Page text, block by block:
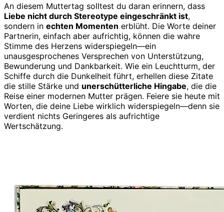
An diesem Muttertag solltest du daran erinnern, dass
Liebe nicht durch Stereotype eingeschränkt ist,
sondern in echten Momenten erblüht. Die Worte deiner
Partnerin, einfach aber aufrichtig, können die wahre
Stimme des Herzens widerspiegeln—ein
unausgesprochenes Versprechen von Unterstützung,
Bewunderung und Dankbarkeit. Wie ein Leuchtturm, der
Schiffe durch die Dunkelheit führt, erhellen diese Zitate
die stille Stärke und unerschütterliche Hingabe, die die
Reise einer modernen Mutter prägen. Feiere sie heute mit
Worten, die deine Liebe wirklich widerspiegeln—denn sie
verdient nichts Geringeres als aufrichtige
Wertschätzung.